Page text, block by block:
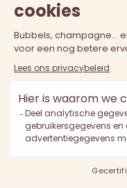
De verkoop van
verboden.